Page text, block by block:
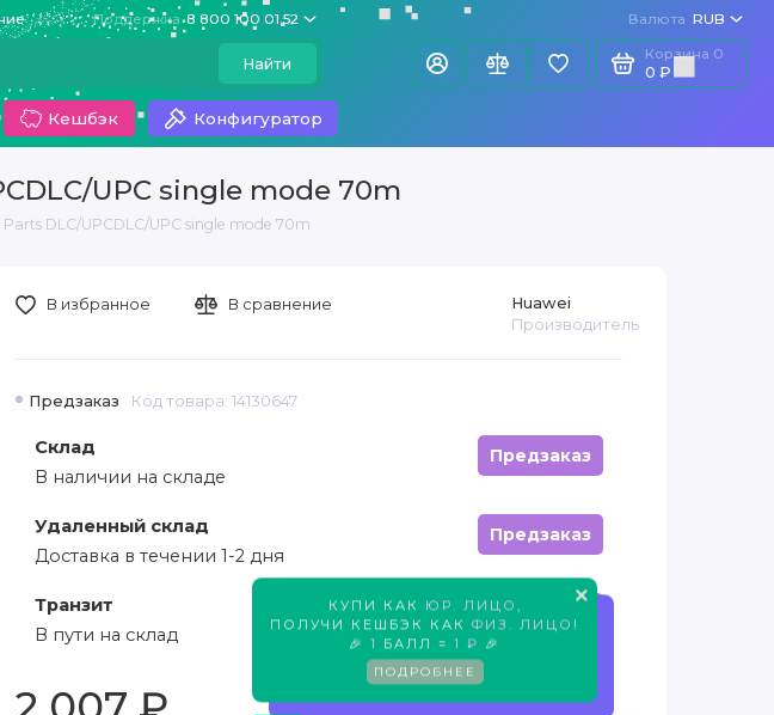
Поддержка 8 800 100 01 52 Валюта RUB
Найти
Корзина 0
0 ₽
Кешбэк Конфигуратор
UPC single mode 70m
DLC/UPCDLC/UPC single mode 70m
×
КУПИ КАК ЮР. ЛИЦО
ПОЛУЧИ КЕШБЭК КАК ФИЗ. ЛИЦО !
🎉 1 БАЛЛ = 1 ₽ 🎉
ПОДРОБНЕЕ
Предзаказ Код товара: 14130647
Huawei
Производитель
Склад
Предзаказ
В наличии на складе
Удаленный склад
Предзаказ
Доставка в течении 1-2 дня
Транзит
Предзаказ
В пути на склад
В избранное В сравнение